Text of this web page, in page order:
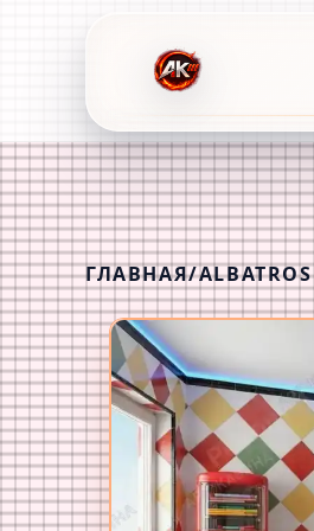
ГЛАВНАЯ/ALBATROS